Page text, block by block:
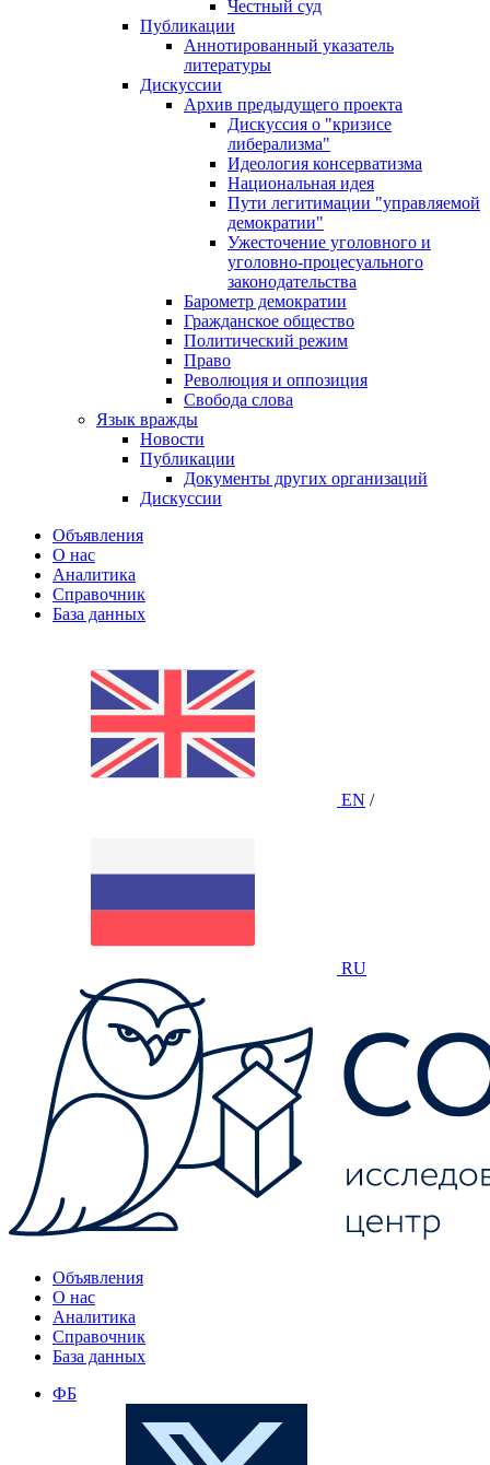
Честный суд
Публикации
Аннотированный указатель
литературы
Дискуссии
Архив предыдущего проекта
Дискуссия о "кризисе
либерализма"
Идеология консерватизма
Национальная идея
Пути легитимации "управляемой
демократии"
Ужесточение уголовного и
уголовно-процесуального
законодательства
Барометр демократии
Гражданское общество
Политический режим
Право
Революция и оппозиция
Свобода слова
Язык вражды
Новости
Публикации
Документы других организаций
Дискуссии
Объявления
О нас
Аналитика
Справочник
База данных
EN /
RU
Объявления
О нас
Аналитика
Справочник
База данных
ФБ